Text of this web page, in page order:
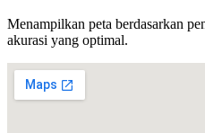
Menampilkan peta berdasarkan
akurasi yang optimal.